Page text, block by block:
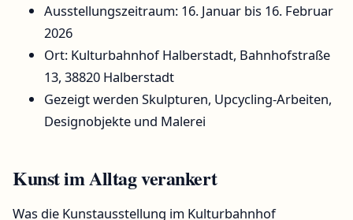
Ausstellungszeitraum: 16. Januar bis 16. Februar
2026
Ort: Kulturbahnhof Halberstadt, Bahnhofstraße
13, 38820 Halberstadt
Gezeigt werden Skulpturen, Upcycling-Arbeiten,
Designobjekte und Malerei
Kunst im Alltag verankert
Was die Kunstausstellung im Kulturbahnhof